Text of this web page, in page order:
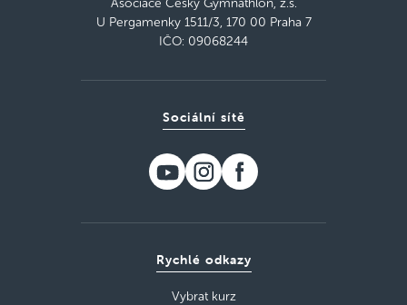
Asociace Český Gymnathlon, z.s.
U Pergamenky 1511/3, 170 00 Praha 7
IČO: 09068244
Rychlé odkazy
Vybrat kurz
Sociální sítě